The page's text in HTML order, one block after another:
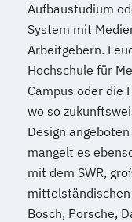
Aufbaustudium
System mit
Arbeitgebern.
Hochschule für
Campus oder die
wo so
Design
mangelt es
mit dem SWR,
mittelständischen
Bosch, Porsche,